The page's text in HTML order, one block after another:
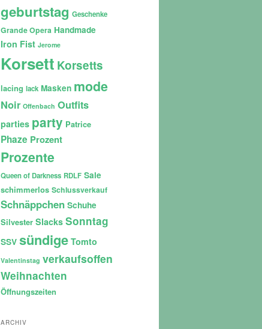
geburtstag Geschenke
Grande Opera Handmade
Iron Fist Jerome
Korsett Korsetts
lacing lack Masken mode
Noir Offenbach Outfits
parties party Patrice
Phaze Prozent
Prozente
Queen of Darkness RDLF Sale
schimmerlos Schlussverkauf
Schnäppchen Schuhe
Silvester Slacks Sonntag
SSV sündige Tomto
Valentinstag verkaufsoffen
Weihnachten
Öffnungszeiten
ARCHIV